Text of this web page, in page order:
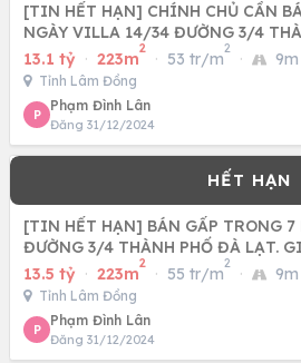
[TIN HẾT HẠN] CHÍNH CHỦ CẦN
NGÀY VILLA 14/34 ĐƯỜNG 3/4
13,1 TỶ THƯƠNG LƯỢNG.
13.1 tỷ · 223m
2
· 53 tr/m
2
· 9m
Tỉnh Lâm Đồng
P
Phạm Đình Lân
Đăng 31/12/2024
[TIN HẾT HẠN] BÁN GẤP TRONG
ĐƯỜNG 3/4 THÀNH PHỐ ĐÀ LẠT.
LƯỢNG.
13.5 tỷ · 223m
2
· 55 tr/m
2
· 9m
Tỉnh Lâm Đồng
P
Phạm Đình Lân
Đăng 31/12/2024